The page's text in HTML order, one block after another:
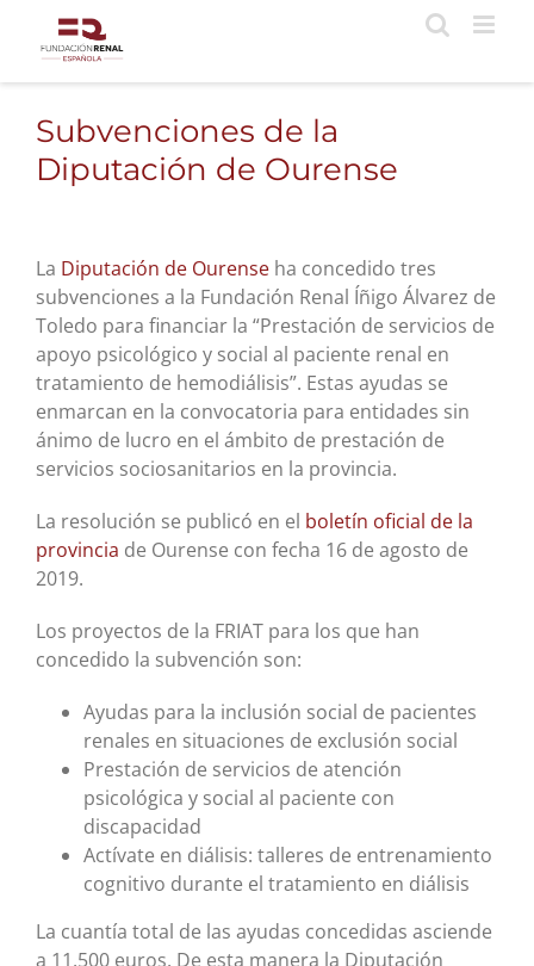
contenido
Subvenciones de la
Diputación de Ourense
La Diputación de Ourense ha concedido tres
subvenciones a la Fundación Renal Íñigo Álvarez de
Toledo para financiar la “Prestación de servicios de
apoyo psicológico y social al paciente renal en
tratamiento de hemodiálisis”. Estas ayudas se
enmarcan en la convocatoria para entidades sin
ánimo de lucro en el ámbito de prestación de
servicios sociosanitarios en la provincia.
La resolución se publicó en el boletín oficial de la
provincia de Ourense con fecha 16 de agosto de
2019.
Los proyectos de la FRIAT para los que han
concedido la subvención son:
Ayudas para la inclusión social de pacientes
renales en situaciones de exclusión social
Prestación de servicios de atención
psicológica y social al paciente con
discapacidad
Actívate en diálisis: talleres de entrenamiento
cognitivo durante el tratamiento en diálisis
La cuantía total de las ayudas concedidas asciende
a 11.500 euros. De esta manera la Diputación